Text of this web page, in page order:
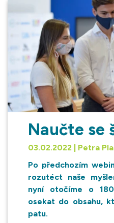
Naučte se
03.02.2022 | Petra
Po předchozím
rozutéct naše
nyní otočíme o
osekat do obsahu,
patu.